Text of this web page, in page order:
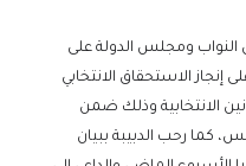
ومجلس الدولة على
الاستحقاق الانتخابي
(90،86) من القوانين الانتخابية وذلك ضمن
كما رحب الدبيبة ببيان